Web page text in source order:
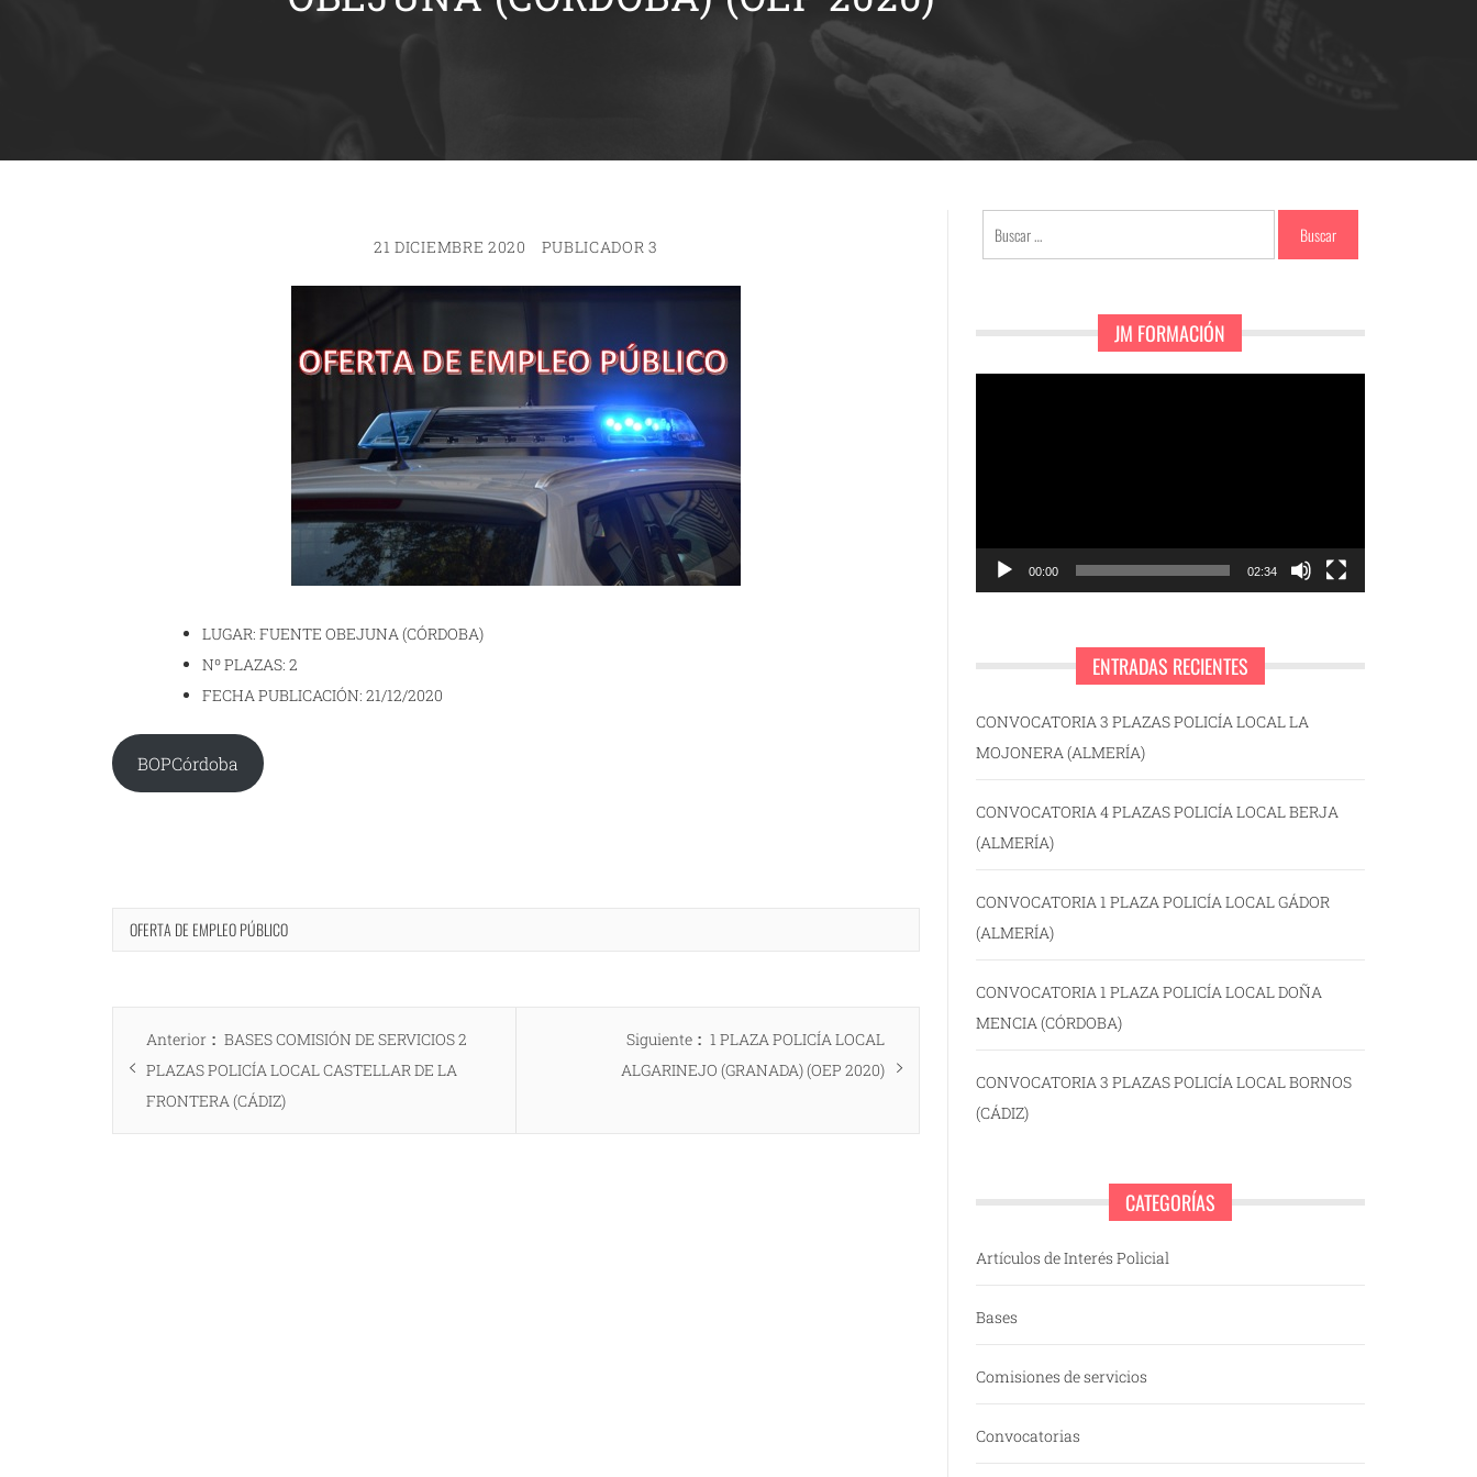
21 DICIEMBRE 2020 PUBLICADOR 3
LUGAR: FUENTE OBEJUNA (CÓRDOBA)
Nº PLAZAS: 2
FECHA PUBLICACIÓN: 21/12/2020
BOPCórdoba
OFERTA DE EMPLEO PÚBLICO
Navegación
de
entradas
Anterior
Entrada
anterior:
BASES COMISIÓN DE SERVICIOS 2
PLAZAS POLICÍA LOCAL CASTELLAR DE LA
FRONTERA (CÁDIZ)
Siguiente
Entrada
siguiente:
1 PLAZA POLICÍA LOCAL
ALGARINEJO (GRANADA) (OEP 2020)
Buscar:
JM FORMACIÓN
00:00 02:34
ENTRADAS RECIENTES
CONVOCATORIA 3 PLAZAS POLICÍA LOCAL LA
MOJONERA (ALMERÍA)
CONVOCATORIA 4 PLAZAS POLICÍA LOCAL BERJA
(ALMERÍA)
CONVOCATORIA 1 PLAZA POLICÍA LOCAL GÁDOR
(ALMERÍA)
CONVOCATORIA 1 PLAZA POLICÍA LOCAL DOÑA
MENCIA (CÓRDOBA)
CONVOCATORIA 3 PLAZAS POLICÍA LOCAL BORNOS
(CÁDIZ)
CATEGORÍAS
Artículos de Interés Policial
Bases
Comisiones de servicios
Convocatorias